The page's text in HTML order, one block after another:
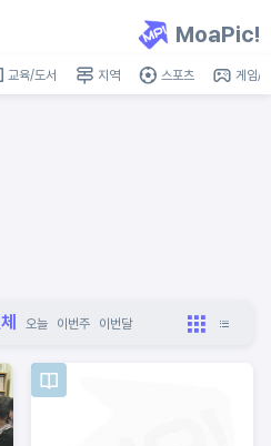
MoaPic!
교육/도서 지역 스포츠 게임/
오늘 이번주 이번달